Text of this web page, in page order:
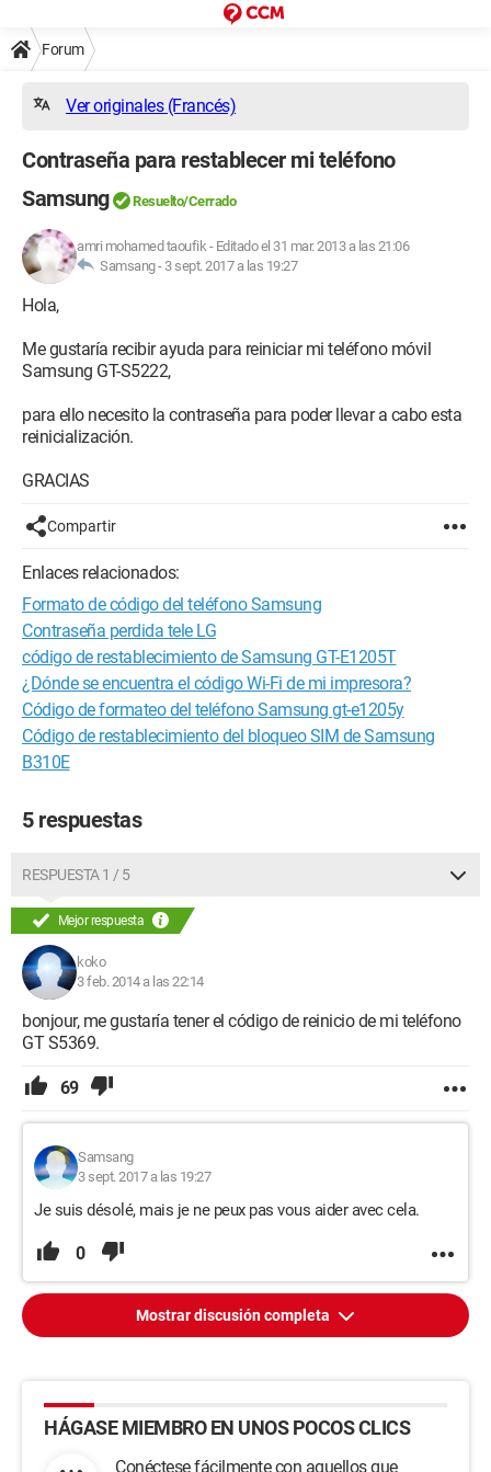
Forum
Ver originales (Francés)
Contraseña para restablecer mi teléfono
Samsung
Resuelto/Cerrado
amri mohamed taoufik- Editado el 31 mar. 2013 a las 21:06
Samsang - 3 sept. 2017 a las 19:27
Hola,
Me gustaría recibir ayuda para reiniciar mi teléfono móvil
Samsung GT-S5222,
para ello necesito la contraseña para poder llevar a cabo esta
reinicialización.
GRACIAS
Compartir
Enlaces relacionados:
Formato de código del teléfono Samsung
Contraseña perdida tele LG
código de restablecimiento de Samsung GT-E1205T
¿Dónde se encuentra el código Wi-Fi de mi impresora?
Código de formateo del teléfono Samsung gt-e1205y
Código de restablecimiento del bloqueo SIM de Samsung
B310E
5 respuestas
RESPUESTA 1 / 5
Mejor respuesta
koko
3 feb. 2014 a las 22:14
bonjour, me gustaría tener el código de reinicio de mi teléfono
GT S5369.
69
Samsang
3 sept. 2017 a las 19:27
Je suis désolé, mais je ne peux pas vous aider avec cela.
0
Mostrar discusión completa
HÁGASE MIEMBRO EN UNOS POCOS CLICS
Conéctese fácilmente con aquellos que